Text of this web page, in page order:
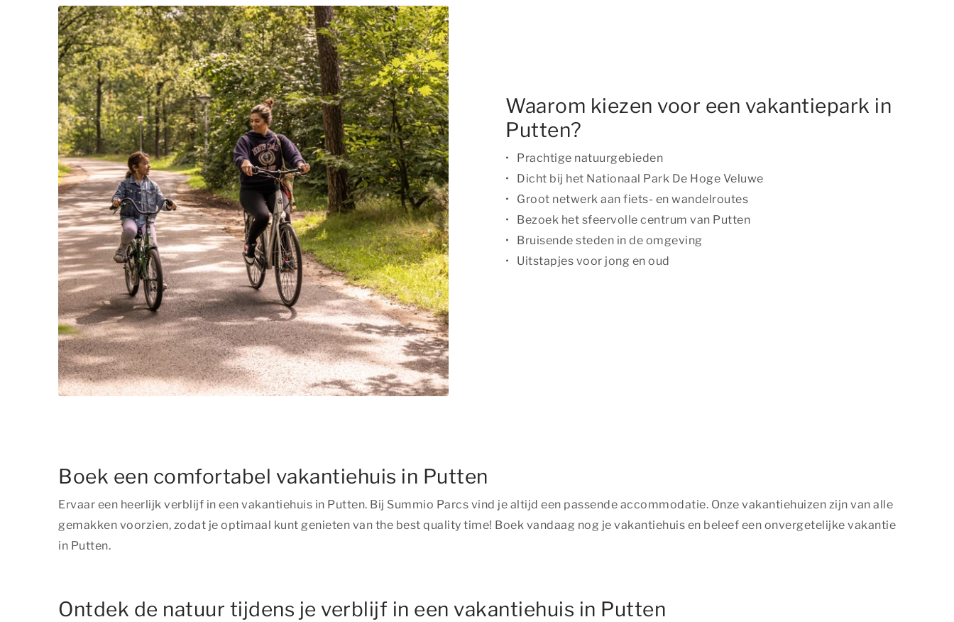
Waarom kiezen voor een vakantiepark in
Putten?
Prachtige natuurgebieden
Dicht bij het Nationaal Park De Hoge Veluwe
Groot netwerk aan fiets- en wandelroutes
Bezoek het sfeervolle centrum van Putten
Bruisende steden in de omgeving
Uitstapjes voor jong en oud
Boek een comfortabel vakantiehuis in Putten
Ervaar een heerlijk verblijf in een vakantiehuis in Putten. Bij Summio Parcs vind je altijd een passende accommodatie. Onze vakantiehuizen zijn van alle
gemakken voorzien, zodat je optimaal kunt genieten van the best quality time! Boek vandaag nog je vakantiehuis en beleef een onvergetelijke vakantie
in Putten.
Ontdek de natuur tijdens je verblijf in een vakantiehuis in Putten